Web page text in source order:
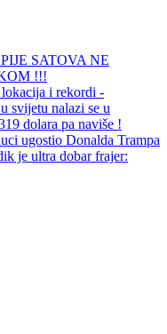
SATOVA NE
!!!
i rekordi -
svijetu nalazi se u
dolara pa naviše !
ugostio Donalda Trampa
je ultra dobar frajer: